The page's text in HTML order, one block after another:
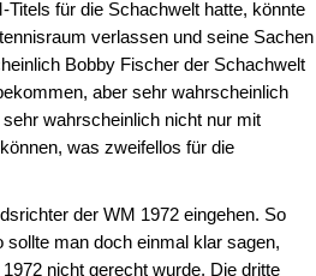
für die Schachwelt hatte, könnte
verlassen und seine Sachen
Bobby Fischer der Schachwelt
aber sehr wahrscheinlich
wahrscheinlich nicht nur mit
was zweifellos für die
der WM 1972 eingehen. So
man doch einmal klar sagen,
nicht gerecht wurde. Die dritte